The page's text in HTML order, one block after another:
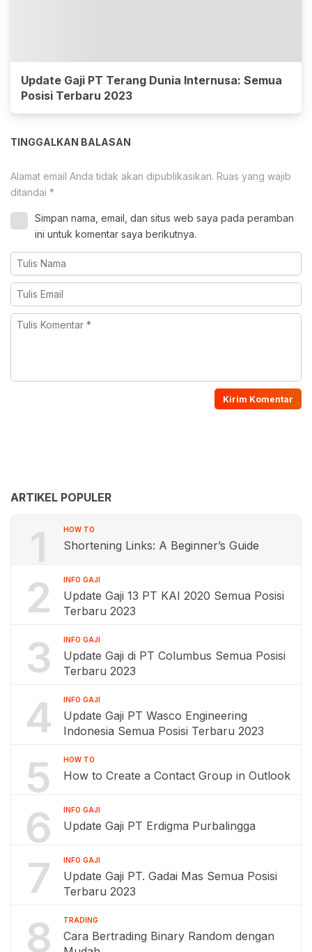
Update Gaji PT Terang Dunia Internusa: Semua
Posisi Terbaru 2023
TINGGALKAN BALASAN
Alamat email Anda tidak akan dipublikasikan. Ruas yang wajib
ditandai *
Simpan nama, email, dan situs web saya pada peramban
ini untuk komentar saya berikutnya.
ARTIKEL POPULER
1 HOW TO
Shortening Links: A Beginner’s Guide
2 INFO GAJI
Update Gaji 13 PT KAI 2020 Semua Posisi
Terbaru 2023
3 INFO GAJI
Update Gaji di PT Columbus Semua Posisi
Terbaru 2023
4 INFO GAJI
Update Gaji PT Wasco Engineering
Indonesia Semua Posisi Terbaru 2023
5 HOW TO
How to Create a Contact Group in Outlook
6 INFO GAJI
Update Gaji PT Erdigma Purbalingga
7 INFO GAJI
Update Gaji PT. Gadai Mas Semua Posisi
Terbaru 2023
8 TRADING
Cara Bertrading Binary Random dengan